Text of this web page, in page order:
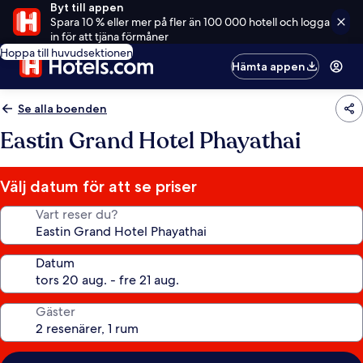
Byt till appen
Spara 10 % eller mer på fler än 100 000 hotell och logga
in för att tjäna förmåner
Hoppa till huvudsektionen
Hämta appen
Se alla boenden
Eastin Grand Hotel Phayathai
Välj datum för att se priser
Vart reser du?
Datum
Gäster